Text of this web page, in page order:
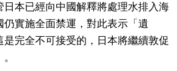
日本已經向中國解釋將處理水排入海
實施全面禁運，對此表示「遺
完全不可接受的，日本將繼續敦促